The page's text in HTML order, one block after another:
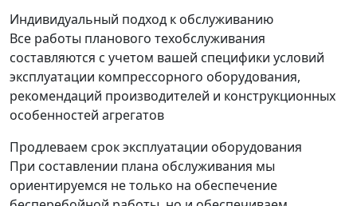
Индивидуальный подход к обслуживанию
Все работы планового техобслуживания
составляются с учетом вашей специфики условий
эксплуатации компрессорного оборудования,
рекомендаций производителей и конструкционных
особенностей агрегатов
Продлеваем срок эксплуатации оборудования
При составлении плана обслуживания мы
ориентируемся не только на обеспечение